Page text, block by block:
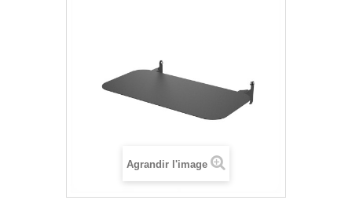
Agrandir l'image